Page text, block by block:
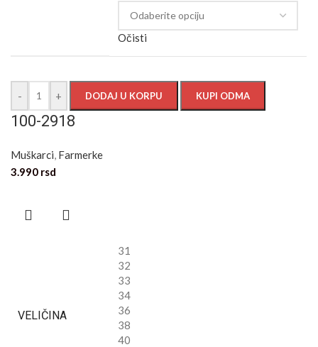
Očisti
- + DODAJ U KORPU KUPI ODMA
100-2918
Muškarci, Farmerke
3.990 rsd
VELIČINA
31
32
33
34
36
38
40